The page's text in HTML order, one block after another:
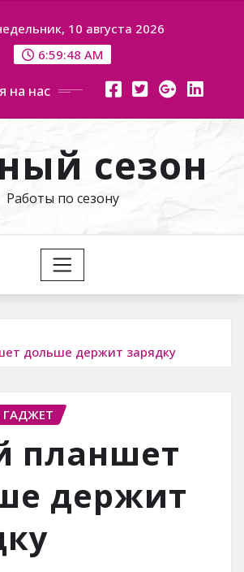
10 августа 2026
6:59:50 AM
на нас
сезон
Работы по сезону
дольше держит зарядку
ГАДЖЕТ
планшет
держит